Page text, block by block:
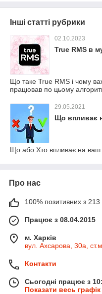
Інші статті рубрики
02.10.2023
True RMS в
Що таке True RMS і чому
працював по цьому
29.05.2021
Що впливає
Що або Хто впливає на ваш
Про нас
100% позитивних з 213
Працює з 08.04.2015
м. Харків
вул. Ахсарова, 30а,
Контакти
Сьогодні працює з
Показати весь